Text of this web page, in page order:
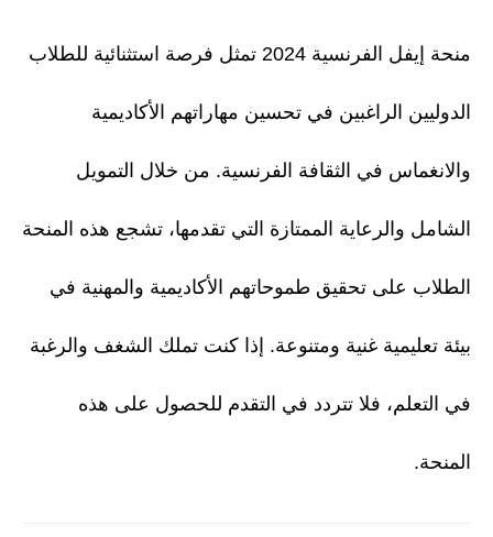
منحة إيفل الفرنسية 2024 تمثل فرصة استثنائية للطلاب
الدوليين الراغبين في تحسين مهاراتهم الأكاديمية
والانغماس في الثقافة الفرنسية. من خلال التمويل
الشامل والرعاية الممتازة التي تقدمها، تشجع هذه المنحة
الطلاب على تحقيق طموحاتهم الأكاديمية والمهنية في
بيئة تعليمية غنية ومتنوعة. إذا كنت تملك الشغف والرغبة
في التعلم، فلا تتردد في التقدم للحصول على هذه
المنحة.